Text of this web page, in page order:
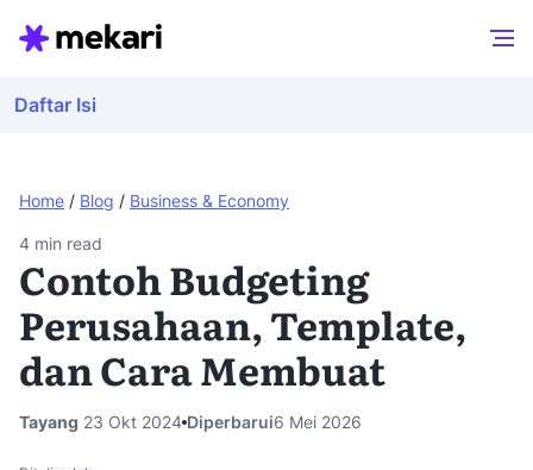
Home / Blog / Business & Economy
Daftar Isi
4 min read
Contoh Budgeting
Perusahaan, Template,
dan Cara Membuat
Tayang 23 Okt 2024 Diperbarui6 Mei 2026